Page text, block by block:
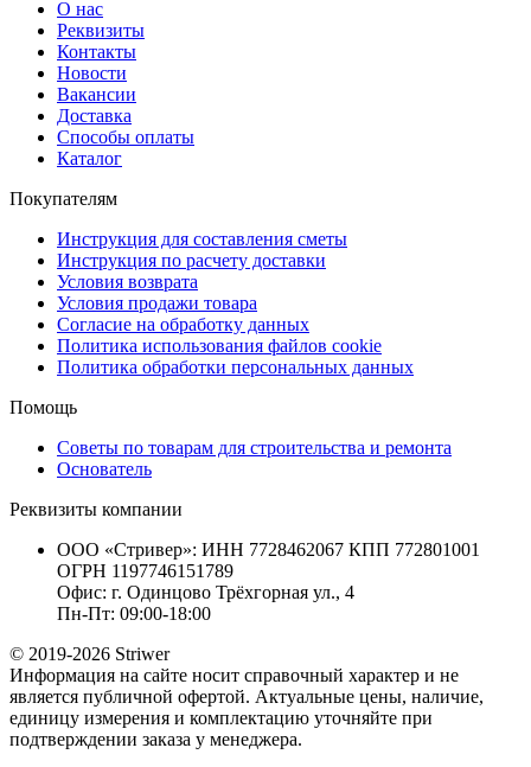
О нас
Реквизиты
Контакты
Новости
Вакансии
Доставка
Способы оплаты
Каталог
Покупателям
Инструкция для составления сметы
Инструкция по расчету доставки
Условия возврата
Условия продажи товара
Согласие на обработку данных
Политика использования файлов cookie
Политика обработки персональных данных
Помощь
Советы по товарам для строительства и ремонта
Основатель
Реквизиты компании
ООО «Стривер»: ИНН 7728462067 КПП 772801001
ОГРН 1197746151789
Офис: г. Одинцово Трёхгорная ул., 4
Пн-Пт: 09:00-18:00
© 2019-2026 Striwer
Информация на сайте носит справочный характер и не
является публичной офертой. Актуальные цены, наличие,
единицу измерения и комплектацию уточняйте при
подтверждении заказа у менеджера.